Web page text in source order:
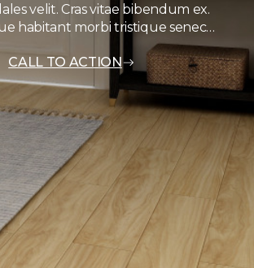
velit. Cras vitae bibendum ex.
habitant morbi tristique senec…
CALL TO ACTION